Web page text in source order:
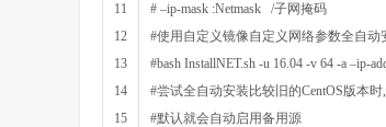
11
12
13
14
15
# –ip-mask :Netmask /子网掩码
#使用自定义镜像自定义网络参数全自动
#bash InstallNET.sh -u 16.04 -v 64 -a –ip-
#尝试全自动安装比较旧的CentOS版本
#默认就会自动启用备用源